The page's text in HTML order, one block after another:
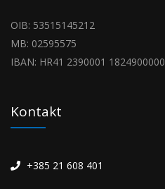
OIB: 53515145212
MB: 02595575
IBAN: HR41 2390001 1824900000
Kontakt
+385 21 608 401